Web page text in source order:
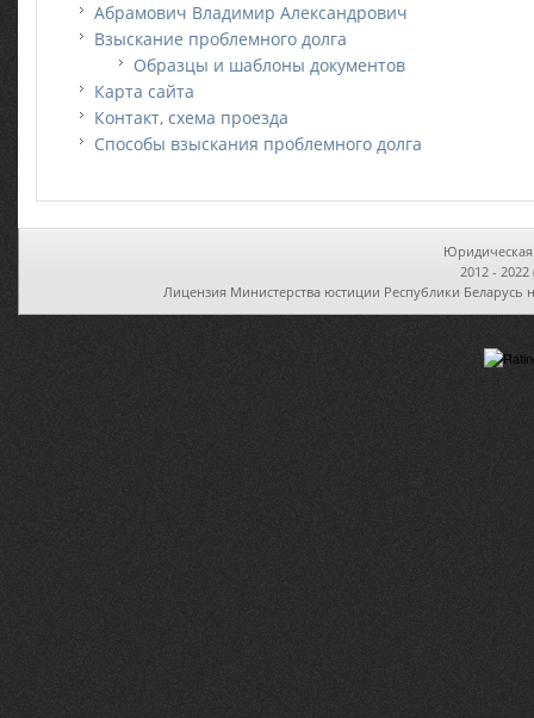
Абрамович Владимир Александрович
Взыскание проблемного долга
Образцы и шаблоны документов
Карта сайта
Контакт, схема проезда
Способы взыскания проблемного долга
2012 -
Лицензия Министерства юстиции Республики Беларусь